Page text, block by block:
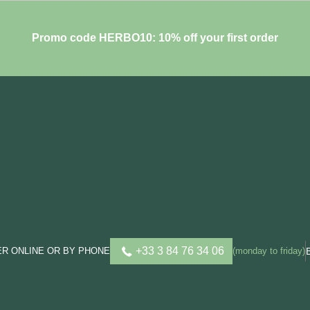
Promo code HERBO10: 10% off your first order
ONLINE OR BY PHONE +33 3 84 76 34 06 (monday to friday)